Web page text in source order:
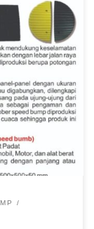
Pabrik
Kalimantan
karet